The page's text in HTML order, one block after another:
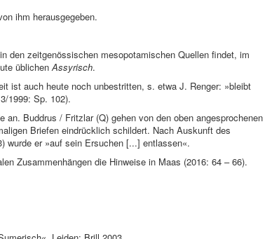
ihm herausgegeben.
den zeitgenössischen mesopotamischen Quellen findet, im
üblichenAssyrisch.
ist auch heute noch unbestritten, s. etwa J. Renger: »bleibt
1999: Sp. 102).
Buddrus / Fritzlar (Q) gehen von den oben angesprochenen
Briefen eindrücklich schildert. Nach Auskunft des
wurde er »auf sein Ersuchen [...] entlassen«.
Zusammenhängen die Hinweise in Maas (2016: 64 – 66).